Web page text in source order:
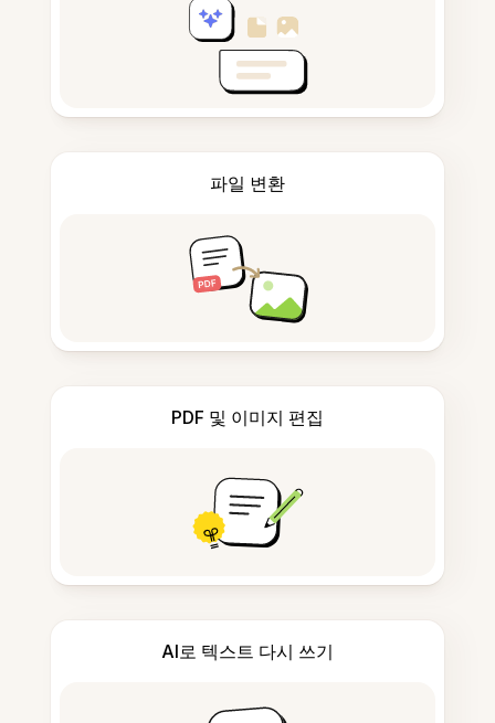
파일 변환
PDF 및 이미지 편집
AI로 텍스트 다시 쓰기